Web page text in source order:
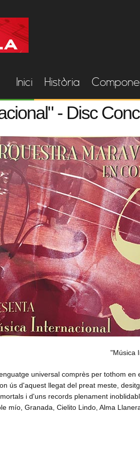
Inici Història
- Disc
"Música
universal comprès per tothom
ús d'aquest llegat del preat meste,
i d'uns records plenament
mío, Granada, Cielito Lindo, Alma